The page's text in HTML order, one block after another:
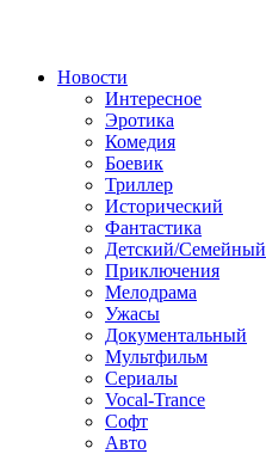
Новости
Интересное
Эротика
Комедия
Боевик
Триллер
Исторический
Фантастика
Детский/Семейный
Приключения
Мелодрама
Ужасы
Документальный
Мультфильм
Сериалы
Vocal-Trance
Софт
Авто